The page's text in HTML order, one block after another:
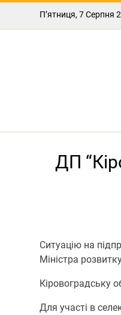
П’ятниця, 7 Серпня
ДП
Ситуацію на
Міністра
Кіровоградську
Для участі в